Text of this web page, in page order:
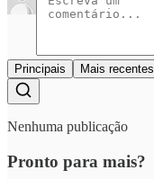
Principais Mais recentes
Nenhuma publicação
Pronto para mais?